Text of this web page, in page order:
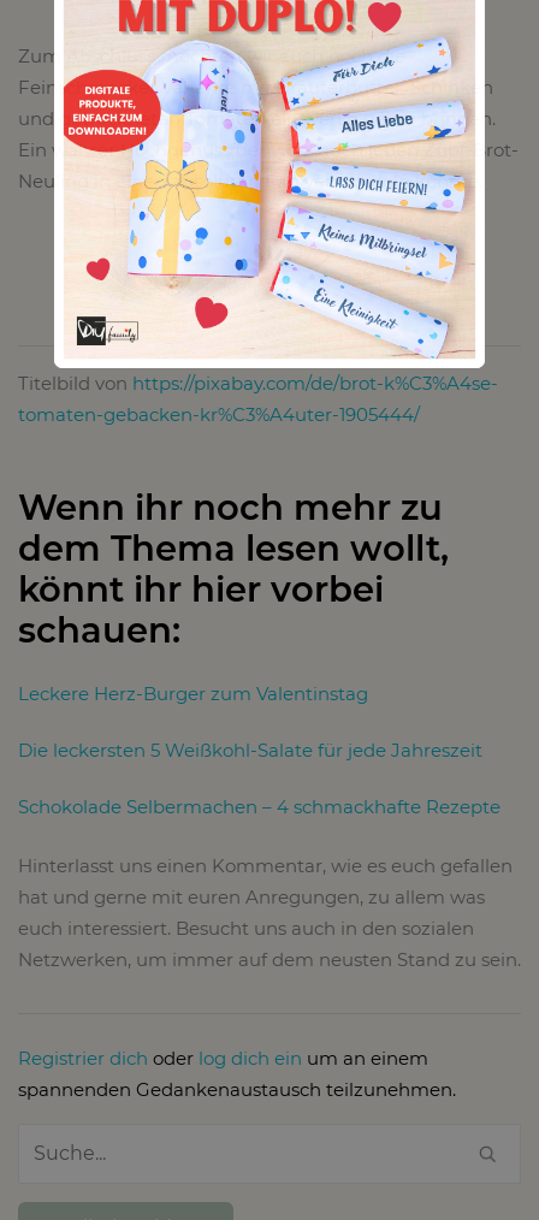
Zum Abschluss möchten wir euch noch die
Feinschmecker Variante mit Kräuterbutter, Schinken
und getrockneten Tomaten ein wenig näher bringen.
Ein wahrer Hochgenuss der wohl auch jeden Zupf-Brot-
Neuling in einen absoluten Fan verwandeln könnte.
Titelbild von https://pixabay.com/de/brot-k%C3%A4se-
tomaten-gebacken-kr%C3%A4uter-1905444/
Wenn ihr noch mehr zu
dem Thema lesen wollt,
könnt ihr hier vorbei
schauen:
Leckere Herz-Burger zum Valentinstag
Die leckersten 5 Weißkohl-Salate für jede Jahreszeit
Schokolade Selbermachen – 4 schmackhafte Rezepte
Hinterlasst uns einen Kommentar, wie es euch gefallen
hat und gerne mit euren Anregungen, zu allem was
euch interessiert. Besucht uns auch in den sozialen
Netzwerken, um immer auf dem neusten Stand zu sein.
Registrier dich oder log dich ein um an einem
spannenden Gedankenaustausch teilzunehmen.